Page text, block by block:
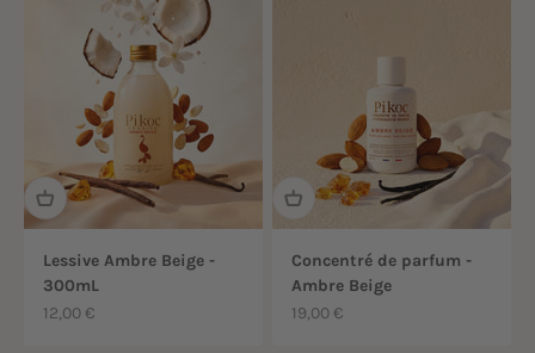
Lessive Ambre Beige -
300mL
Prix de vente
12,00 €
Concentré de parfum -
Ambre Beige
Prix de vente
19,00 €